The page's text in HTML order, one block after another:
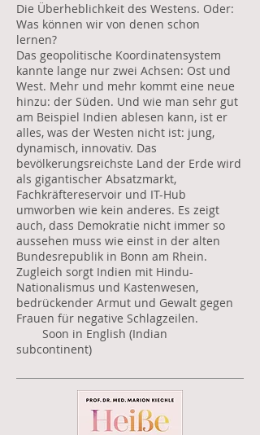
Die Überheblichkeit des Westens. Oder:
Was können wir von denen schon
lernen?
Das geopolitische Koordinatensystem
kannte lange nur zwei Achsen: Ost und
West. Mehr und mehr kommt eine neue
hinzu: der Süden. Und wie man sehr gut
am Beispiel Indien ablesen kann, ist er
alles, was der Westen nicht ist: jung,
dynamisch, innovativ. Das
bevölkerungsreichste Land der Erde wird
als gigantischer Absatzmarkt,
Fachkräftereservoir und IT-Hub
umworben wie kein anderes. Es zeigt
auch, dass Demokratie nicht immer so
aussehen muss wie einst in der alten
Bundesrepublik in Bonn am Rhein.
Zugleich sorgt Indien mit Hindu-
Nationalismus und Kastenwesen,
bedrückender Armut und Gewalt gegen
Frauen für negative Schlagzeilen.
Soon in English (Indian
subcontinent)